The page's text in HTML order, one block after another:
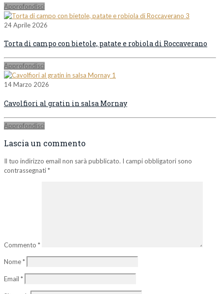
Approfondisci
24 Aprile 2026
Torta di campo con bietole, patate e robiola di Roccaverano
Approfondisci
14 Marzo 2026
Cavolfiori al gratin in salsa Mornay
Approfondisci
Lascia un commento
Il tuo indirizzo email non sarà pubblicato. I campi obbligatori sono
contrassegnati*
Commento *
Nome*
Email *